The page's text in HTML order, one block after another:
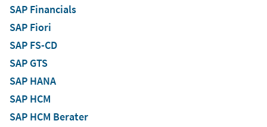
SAP Financials
SAP Fiori
SAP FS-CD
SAP GTS
SAP HANA
SAP HCM
SAP HCM Berater